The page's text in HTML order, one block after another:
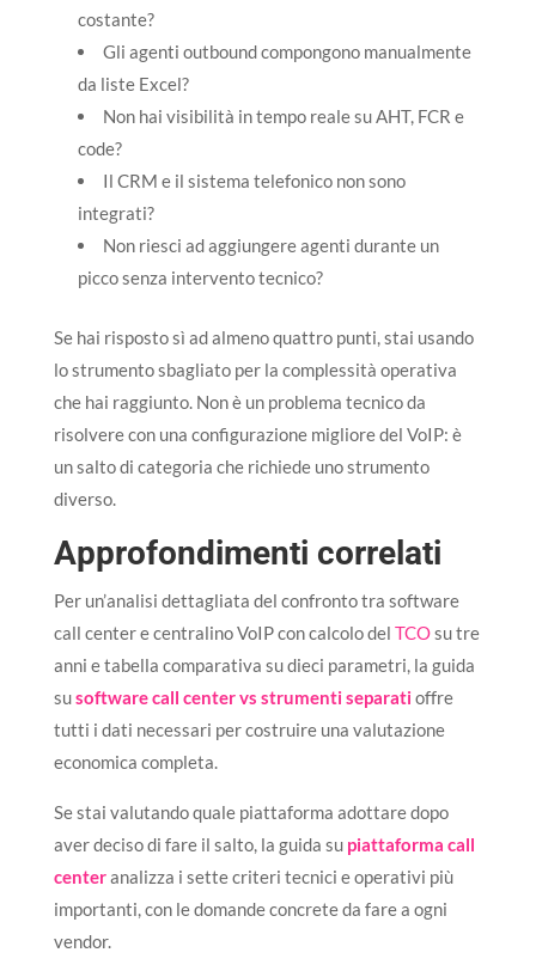
costante?
Gli agenti outbound compongono manualmente
da liste Excel?
Non hai visibilità in tempo reale su AHT, FCR e
code?
Il CRM e il sistema telefonico non sono
integrati?
Non riesci ad aggiungere agenti durante un
picco senza intervento tecnico?
Se hai risposto sì ad almeno quattro punti, stai usando
lo strumento sbagliato per la complessità operativa
che hai raggiunto. Non è un problema tecnico da
risolvere con una configurazione migliore del VoIP: è
un salto di categoria che richiede uno strumento
diverso.
Approfondimenti correlati
Per un’analisi dettagliata del confronto tra software
call center e centralino VoIP con calcolo del TCOsu tre
anni e tabella comparativa su dieci parametri, la guida
susoftware call center vs strumenti separatioffre
tutti i dati necessari per costruire una valutazione
economica completa.
Se stai valutando quale piattaforma adottare dopo
aver deciso di fare il salto, la guida su piattaforma call
centeranalizza i sette criteri tecnici e operativi più
importanti, con le domande concrete da fare a ogni
vendor.